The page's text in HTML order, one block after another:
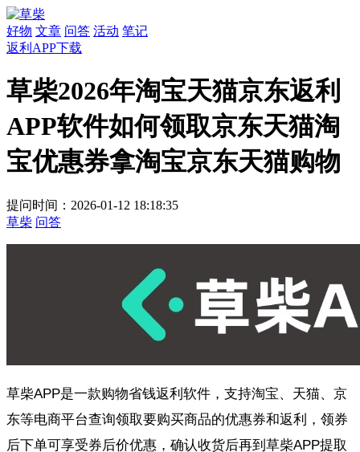
好物 文章 问答 活动 笔记
返利APP下载
草柴2026年淘宝天猫京东返利
APP软件如何领取京东天猫淘
宝优惠券拿淘宝京东天猫购物
提问时间：2026-01-12 18:18:35
草柴 问答
草柴APP是一款购物省钱返利软件，支持淘宝、天猫、京
东等电商平台查询领取要购买商品的优惠券和返利，领券
后下单可享受券后价优惠，确认收货后再到草柴APP提取